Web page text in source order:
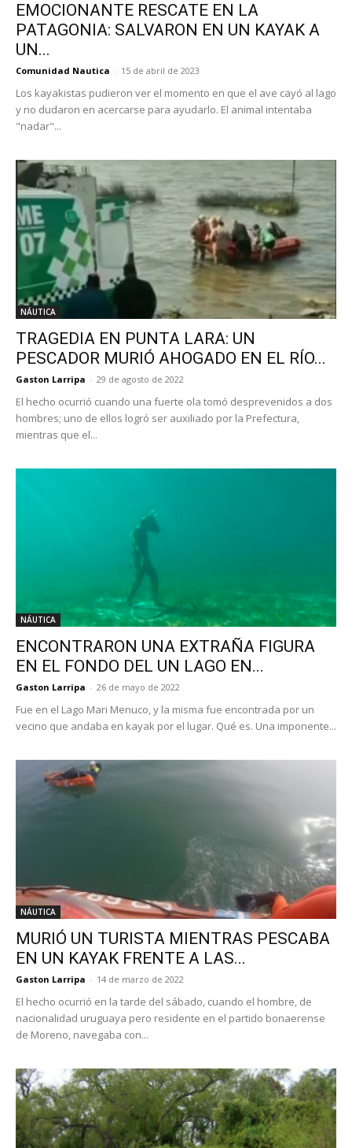
EMOCIONANTE RESCATE EN LA
PATAGONIA: SALVARON EN UN KAYAK A
UN...
Comunidad Nautica - 15 de abril de 2023
Los kayakistas pudieron ver el momento en que el ave cayó al lago
y no dudaron en acercarse para ayudarlo. El animal intentaba
"nadar"...
NÁUTICA
TRAGEDIA EN PUNTA LARA: UN
PESCADOR MURIÓ AHOGADO EN EL RÍO...
Gaston Larripa - 29 de agosto de 2022
El hecho ocurrió cuando una fuerte ola tomó desprevenidos a dos
hombres; uno de ellos logró ser auxiliado por la Prefectura,
mientras que el...
NÁUTICA
ENCONTRARON UNA EXTRAÑA FIGURA
EN EL FONDO DEL UN LAGO EN...
Gaston Larripa - 26 de mayo de 2022
Fue en el Lago Mari Menuco, y la misma fue encontrada por un
vecino que andaba en kayak por el lugar. Qué es. Una imponente...
NÁUTICA
MURIÓ UN TURISTA MIENTRAS PESCABA
EN UN KAYAK FRENTE A LAS...
Gaston Larripa - 14 de marzo de 2022
El hecho ocurrió en la tarde del sábado, cuando el hombre, de
nacionalidad uruguaya pero residente en el partido bonaerense
de Moreno, navegaba con...